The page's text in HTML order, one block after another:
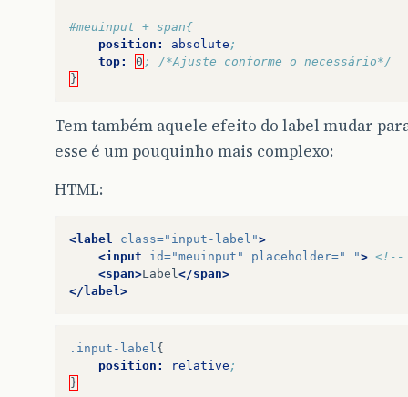
#meuinput + span{
position:
absolute ;
top:
0 ; /*Ajuste conforme o necessário*/
}
Tem também aquele efeito do label mudar
esse é um pouquinho mais complexo:
HTML:
<label class="input-label">
<input
id="meuinput" placeholder=" "> <!--
<span>Label </span>
</label>
.input-label {
position:
relative ;
}